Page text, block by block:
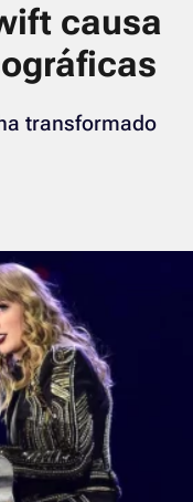
causa
transformado